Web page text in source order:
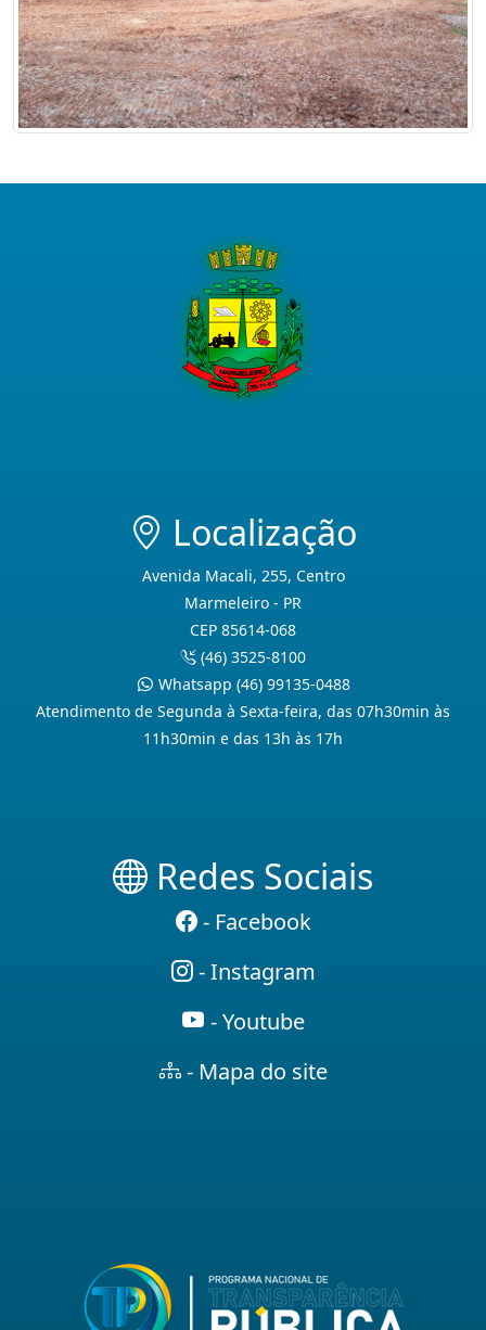
Localização
Avenida Macali, 255, Centro
Marmeleiro - PR
CEP 85614-068
(46) 3525-8100
Whatsapp (46) 99135-0488
Atendimento de Segunda à Sexta-feira, das 07h30min às
11h30min e das 13h às 17h
Redes Sociais
- Facebook
- Instagram
- Youtube
- Mapa do site